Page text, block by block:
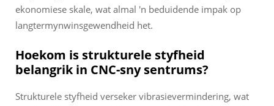
ekonomiese skale, wat almal 'n beduidende impak op
langtermynwinsgewendheid het.
Hoekom is strukturele styfheid
belangrik in CNC-sny sentrums?
Strukturele styfheid verseker vibrasievermindering, wat